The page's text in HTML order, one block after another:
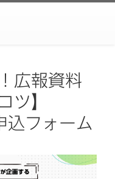
広報資料
ツ】
込フォーム